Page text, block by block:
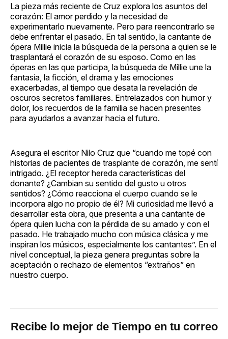
La pieza más reciente de Cruz explora los asuntos del
corazón: El amor perdido y la necesidad de
experimentarlo nuevamente. Pero para reencontrarlo se
debe enfrentar el pasado. En tal sentido, la cantante de
ópera Millie inicia la búsqueda de la persona a quien se le
trasplantará el corazón de su esposo. Como en las
óperas en las que participa, la búsqueda de Millie une la
fantasía, la ficción, el drama y las emociones
exacerbadas, al tiempo que desata la revelación de
oscuros secretos familiares. Entrelazados con humor y
dolor, los recuerdos de la familia se hacen presentes
para ayudarlos a avanzar hacia el futuro.
Asegura el escritor Nilo Cruz que “cuando me topé con
historias de pacientes de trasplante de corazón, me sentí
intrigado. ¿El receptor hereda características del
donante? ¿Cambian su sentido del gusto u otros
sentidos? ¿Cómo reacciona el cuerpo cuando se le
incorpora algo no propio de él? Mi curiosidad me llevó a
desarrollar esta obra, que presenta a una cantante de
ópera quien lucha con la pérdida de su amado y con el
pasado. He trabajado mucho con música clásica y me
inspiran los músicos, especialmente los cantantes”. En el
nivel conceptual, la pieza genera preguntas sobre la
aceptación o rechazo de elementos “extraños” en
nuestro cuerpo.
Recibe lo mejor de Tiempo en tu correo